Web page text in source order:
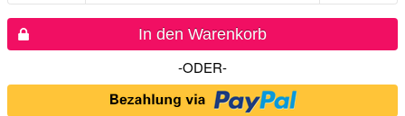
In den Warenkorb
-ODER-